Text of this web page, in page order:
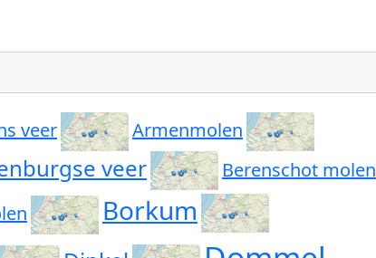
veer
Armenmolen
veer Berenschot molen
Borkum